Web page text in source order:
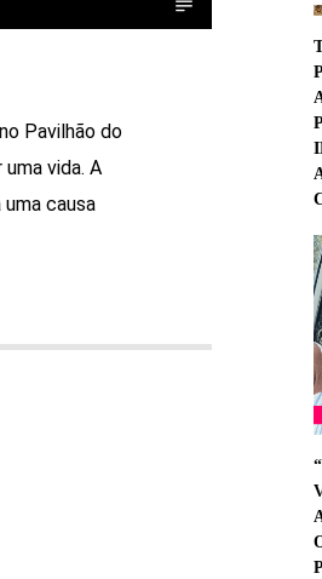
Pavilhão do
vida. A
causa